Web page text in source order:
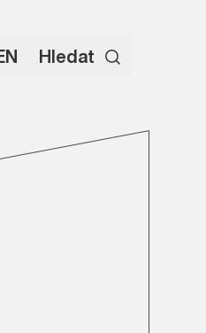
Hledat